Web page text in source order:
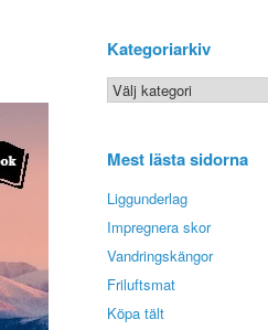
Kategoriarkiv
Kategoriarkiv
Mest lästa sidorna
Liggunderlag
Impregnera skor
Vandringskängor
Friluftsmat
Köpa tält